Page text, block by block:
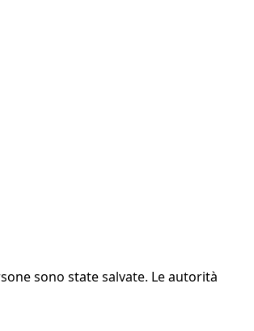
sono state salvate. Le autorità